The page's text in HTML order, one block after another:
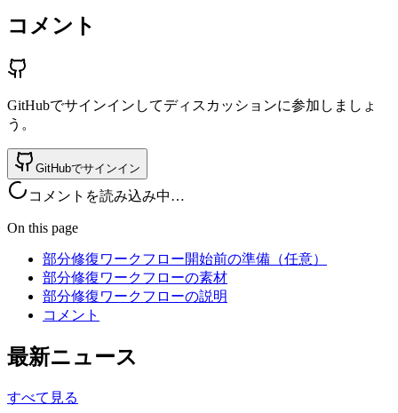
コメント
GitHubでサインインしてディスカッションに参加しましょ
う。
GitHubでサインイン
コメントを読み込み中…
On this page
部分修復ワークフロー開始前の準備（任意）
部分修復ワークフローの素材
部分修復ワークフローの説明
コメント
最新ニュース
すべて見る